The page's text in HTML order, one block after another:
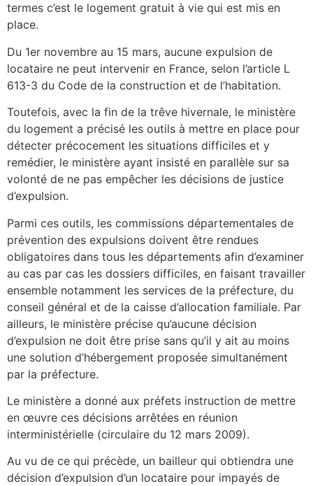
termes c’est le logement gratuit à vie qui est mis en
place.
Du 1er novembre au 15 mars, aucune expulsion de
locataire ne peut intervenir en France, selon l’article L
613-3 du Code de la construction et de l’habitation.
Toutefois, avec la fin de la trêve hivernale, le ministère
du logement a précisé les outils à mettre en place pour
détecter précocement les situations difficiles et y
remédier, le ministère ayant insisté en parallèle sur sa
volonté de ne pas empêcher les décisions de justice
d’expulsion.
Parmi ces outils, les commissions départementales de
prévention des expulsions doivent être rendues
obligatoires dans tous les départements afin d’examiner
au cas par cas les dossiers difficiles, en faisant travailler
ensemble notamment les services de la préfecture, du
conseil général et de la caisse d’allocation familiale. Par
ailleurs, le ministère précise qu’aucune décision
d’expulsion ne doit être prise sans qu’il y ait au moins
une solution d’hébergement proposée simultanément
par la préfecture.
Le ministère a donné aux préfets instruction de mettre
en œuvre ces décisions arrêtées en réunion
interministérielle (circulaire du 12 mars 2009).
Au vu de ce qui précède, un bailleur qui obtiendra une
décision d’expulsion d’un locataire pour impayés de